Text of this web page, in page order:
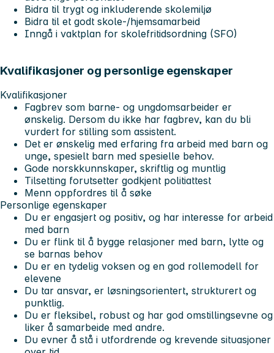
Bidra til trygt og inkluderende skolemiljø
Bidra til et godt skole-/hjemsamarbeid
Inngå i vaktplan for skolefritidsordning (SFO)
Kvalifikasjoner og personlige egenskaper
Kvalifikasjoner
Fagbrev som barne- og ungdomsarbeider er
ønskelig. Dersom du ikke har fagbrev, kan du bli
vurdert for stilling som assistent.
Det er ønskelig med erfaring fra arbeid med barn og
unge, spesielt barn med spesielle behov.
Gode norskkunnskaper, skriftlig og muntlig
Tilsetting forutsetter godkjent politiattest
Menn oppfordres til å søke
Personlige egenskaper
Du er engasjert og positiv, og har interesse for arbeid
med barn
Du er flink til å bygge relasjoner med barn, lytte og
se barnas behov
Du er en tydelig voksen og en god rollemodell for
elevene
Du tar ansvar, er løsningsorientert, strukturert og
punktlig.
Du er fleksibel, robust og har god omstillingsevne og
liker å samarbeide med andre.
Du evner å stå i utfordrende og krevende situasjoner